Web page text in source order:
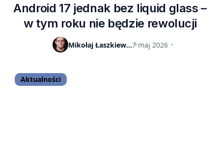
Android 17 jednak bez liquid glass –
w tym roku nie będzie rewolucji
Mikołaj Łaszkiewicz7 maj 2026
Aktualności